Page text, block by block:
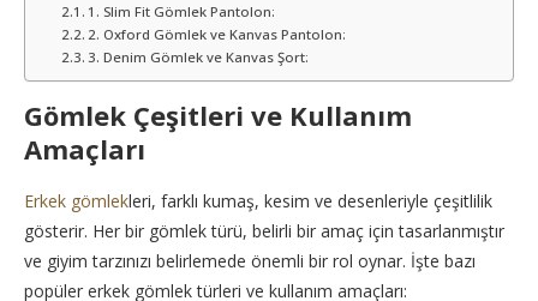
1. Slim Fit Gömlek Pantolon:
2. Oxford Gömlek ve Kanvas Pantolon:
3. Denim Gömlek ve Kanvas Şort:
Gömlek Çeşitleri ve Kullanım
Amaçları
Erkek gömlekleri, farklı kumaş, kesim ve desenleriyle çeşitlilik
gösterir. Her bir gömlek türü, belirli bir amaç için tasarlanmıştır
ve giyim tarzınızı belirlemede önemli bir rol oynar. İşte bazı
popüler erkek gömlek türleri ve kullanım amaçları: